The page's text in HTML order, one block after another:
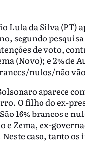
Lula da Silva (PT)
segundo
de voto,
(Novo); e 2% de
nulos/não
aparece
O filho do ex-
16% brancos e
e Zema, ex-
caso, tanto os